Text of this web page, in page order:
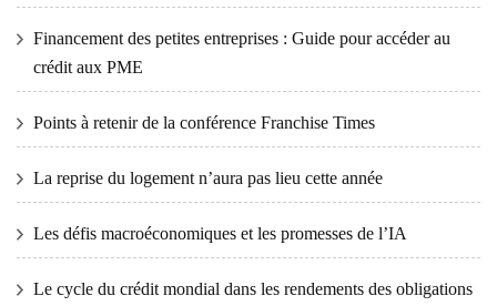
Financement des petites entreprises : Guide pour accéder au
crédit aux PME
Points à retenir de la conférence Franchise Times
La reprise du logement n’aura pas lieu cette année
Les défis macroéconomiques et les promesses de l’IA
Le cycle du crédit mondial dans les rendements des obligations